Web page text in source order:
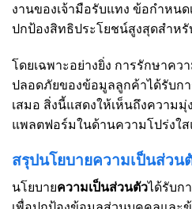
งานของเจ้ามือรับแทง ข้อกำหน
ปกป้องสิทธิประโยชน์สูงสุดสำห
โดยเฉพาะอย่างยิ่ง การรักษาค
ปลอดภัยของข้อมูลลูกค้าได้รับก
เสมอ สิ่งนี้แสดงให้เห็นถึงความมุ่
แพลตฟอร์มในด้านความโปร่งใ
สรุปนโยบายความเป็นส่วน
นโยบายความเป็นส่วนตัวได้รับก